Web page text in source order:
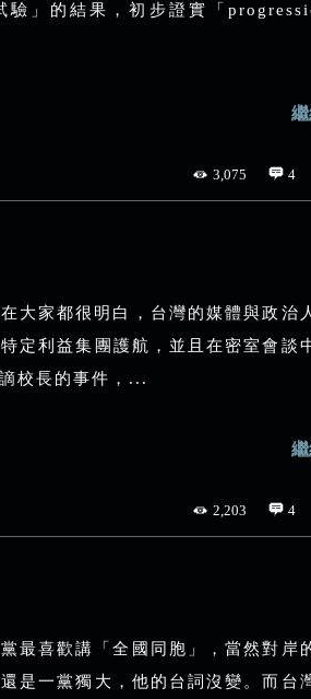
」的結果，初步證實「
3,075 4
大家都很明白，台灣的媒體與政治
定利益集團護航，並且在密室會談
校長的事件，...
2,203 4
最喜歡講「全國同胞」，當然對岸
是一黨獨大，他的台詞沒變。而台